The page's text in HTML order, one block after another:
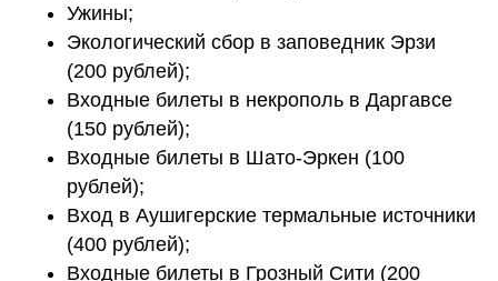
Ужины;
Экологический сбор в заповедник Эрзи
(200 рублей);
Входные билеты в некрополь в Даргавсе
(150 рублей);
Входные билеты в Шато-Эркен (100
рублей);
Вход в Аушигерские термальные источники
(400 рублей);
Входные билеты в Грозный Сити (200